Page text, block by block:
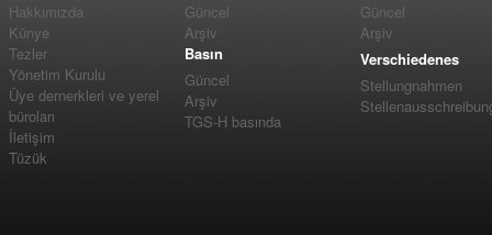
Hakkımızda
Künye
Tezler
Yönetim Kurulu
Üye dernerkleri ve yerel
büroları
İletişim
Tüzük
Güncel
Arşiv
Basın
Güncel
Arşiv
TGS-H basında
Güncel
Arşiv
Verschiedenes
Stellungnahmen